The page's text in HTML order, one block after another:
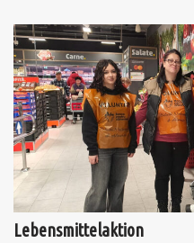
Lebensmittelaktion